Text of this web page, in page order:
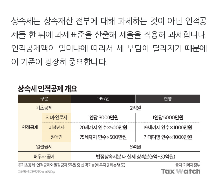
상속세는 상속재산 전부에 대해 과세하는 것이 아닌 인적공
제를 한 뒤에 과세표준을 산출해 세율을 적용해 과세합니다.
인적공제액이 얼마냐에 따라서 세 부담이 달라지기 때문에
이 기준이 굉장히 중요합니다.